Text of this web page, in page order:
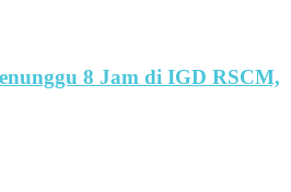
8 Jam di IGD RSCM,